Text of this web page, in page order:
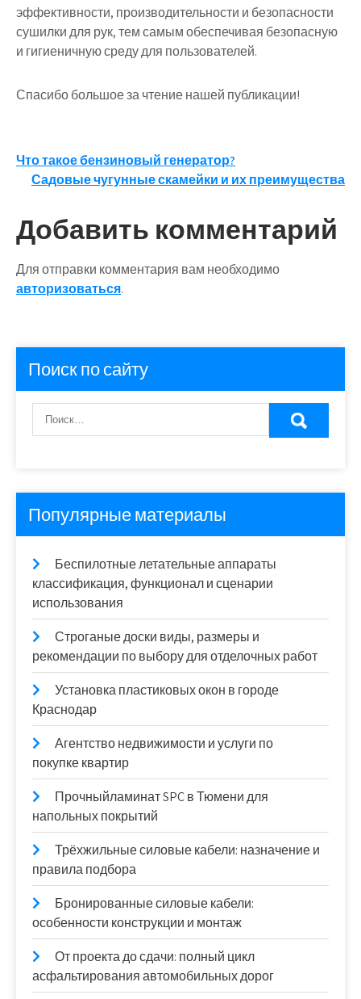
эффективности, производительности и безопасности
сушилки для рук, тем самым обеспечивая безопасную
и гигиеничную среду для пользователей.
Спасибо большое за чтение нашей публикации!
Навигация
по
записям
Что такое бензиновый генератор?
Садовые чугунные скамейки и их преимущества
Добавить комментарий
Для отправки комментария вам необходимо
авторизоваться.
Поиск по сайту
Популярные материалы
Беспилотные летательные аппараты
классификация, функционал и сценарии
использования
Строганые доски виды, размеры и
рекомендации по выбору для отделочных работ
Установка пластиковых окон в городе
Краснодар
Агентство недвижимости и услуги по
покупке квартир
Прочныйламинат SPC в Тюмени для
напольных покрытий
Трёхжильные силовые кабели: назначение и
правила подбора
Бронированные силовые кабели:
особенности конструкции и монтаж
От проекта до сдачи: полный цикл
асфальтирования автомобильных дорог